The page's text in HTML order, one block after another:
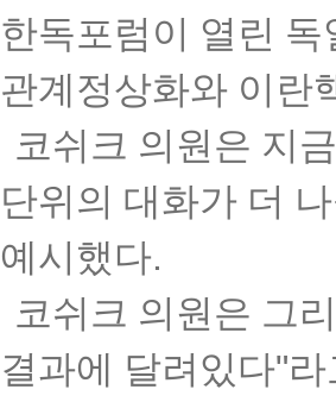
한독포럼이 열린
관계정상화와 이란
코쉬크 의원은 지
단위의 대화가 더
예시했다.
코쉬크 의원은 그
결과에 달려있다"